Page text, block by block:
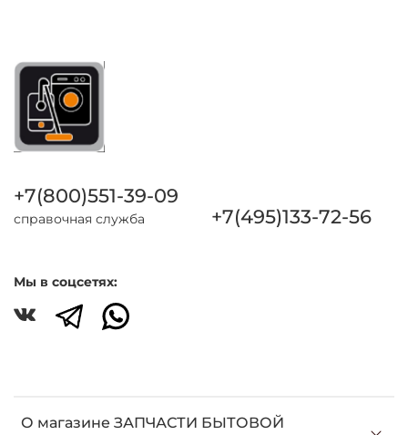
О магазине ЗАПЧАСТИ БЫТОВОЙ
+7(800)551-39-09
справочная служба +7(495)133-72-56
Мы в соцсетях: